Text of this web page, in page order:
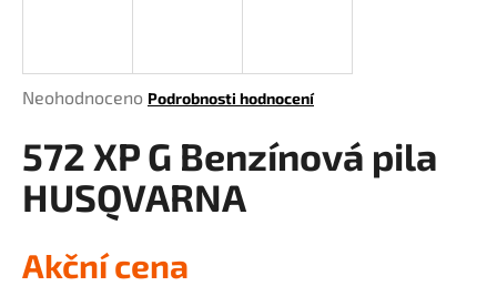
Průměrné
produktu
je
0,0
z
hvězdiček.
Neohodnoceno Podrobnosti hodnocení
572 XP G Benzínová pila
HUSQVARNA
Akční cena
í
t
?
HLEDAT